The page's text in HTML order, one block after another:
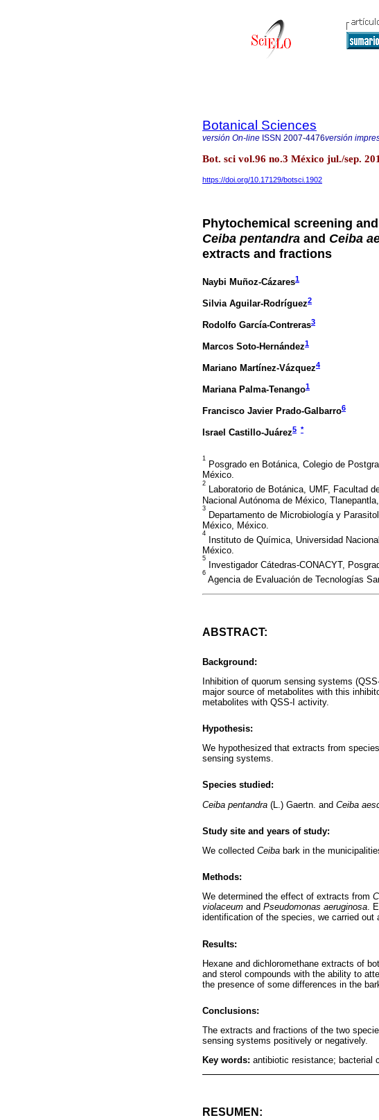
Botanical Sciences
versión On-line ISSN 2007-4476versión
Bot. sci vol.96 no.3 México jul./sep.
https://doi.org/10.17129/botsci.1902
Phytochemical screening
Ceiba pentandra and Ceiba
extracts and fractions
Naybi Muñoz-Cázares1
Silvia Aguilar-Rodríguez2
Rodolfo García-Contreras3
Marcos Soto-Hernández1
Mariano Martínez-Vázquez4
Mariana Palma-Tenango1
Francisco Javier Prado-Galbarro6
Israel Castillo-Juárez5 *
1
Posgrado en Botánica, Colegio de
México.
2
Laboratorio de Botánica, UMF, Facultad
Nacional Autónoma de México,
3
Departamento de Microbiología y
México, México.
4
Instituto de Química, Universidad
México.
5
Investigador Cátedras-CONACYT,
6
Agencia de Evaluación de Tecnologías
ABSTRACT:
Background:
Inhibition of quorum sensing systems
major source of metabolites with this
metabolites with QSS-I activity.
Hypothesis:
We hypothesized that extracts from
sensing systems.
Species studied:
Ceiba pentandra (L.) Gaertn. and Ceiba
Study site and years of study:
We collected Ceiba bark in the
Methods:
We determined the effect of extracts from
violaceum and Pseudomonas aeruginosa.
identification of the species, we carried out
Results:
Hexane and dichloromethane extracts of
and sterol compounds with the ability to
the presence of some differences in the
Conclusions:
The extracts and fractions of the two
sensing systems positively or negatively.
Key words: antibiotic resistance; bacterial
RESUMEN: